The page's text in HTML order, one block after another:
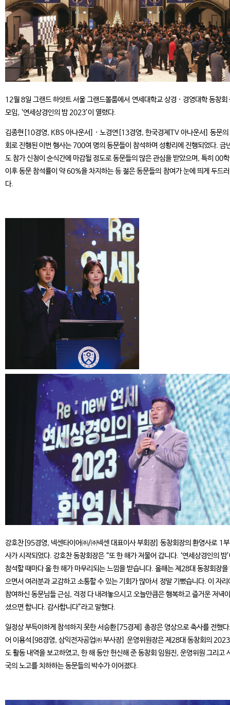
12월 8일 그랜드 하얏트 서울 그랜드볼룸에서 연세대학교 상경 · 경영대학 동창회
모임, ‘연세상경인의 밤 2023’이 열렸다.
김종현[10경영, KBS 아나운서] · 노경연[13경영, 한국경제TV 아나운서] 동문의
회로 진행된 이번 행사는 700여 명의 동문들이 참석하며 성황리에 진행되었다. 금
도 참가 신청이 순식간에 마감될 정도로 동문들의 많은 관심을 받았으며, 특히 00
이후 동문 참석률이 약 60%을 차지하는 등 젊은 동문들의 참여가 눈에 띄게 두드
다.
강호찬[95경영, 넥센타이어㈜/㈜넥센 대표이사 부회장] 동창회장의 환영사로 1
사가 시작되었다. 강호찬 동창회장은 “또 한 해가 저물어 갑니다. ‘연세상경인의 밤
참석할 때마다 올 한 해가 마무리되는 느낌을 받습니다. 올해는 제28대 동창회장을
으면서 여러분과 교감하고 소통할 수 있는 기회가 많아서 정말 기뻤습니다. 이 자리
참여하신 동문님들 근심, 걱정 다 내려놓으시고 오늘만큼은 행복하고 즐거운 저녁
셨으면 합니다. 감사합니다”라고 말했다.
일정상 부득이하게 참석하지 못한 서승환[75경제] 총장은 영상으로 축사를 전했
어 이용석[98경영, 삼익전자공업㈜ 부사장] 운영위원장은 제28대 동창회의
도 활동 내역을 보고하였고, 한 해 동안 헌신해 준 동창회 임원진, 운영위원 그리고
국의 노고를 치하하는 동문들의 박수가 이어졌다.